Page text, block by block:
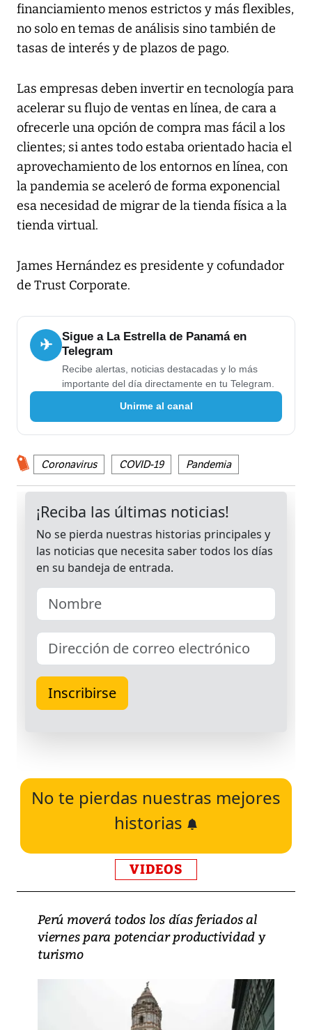
financiamiento menos estrictos y más flexibles,
no solo en temas de análisis sino también de
tasas de interés y de plazos de pago.
Las empresas deben invertir en tecnología para
acelerar su flujo de ventas en línea, de cara a
ofrecerle una opción de compra mas fácil a los
clientes; si antes todo estaba orientado hacia el
aprovechamiento de los entornos en línea, con
la pandemia se aceleró de forma exponencial
esa necesidad de migrar de la tienda física a la
tienda virtual.
James Hernández es presidente y cofundador
de Trust Corporate.
✈
Sigue a La Estrella de Panamá en
Telegram
Recibe alertas, noticias destacadas y lo más
importante del día directamente en tu Telegram.
Unirme al canal
Coronavirus COVID-19 Pandemia
No te pierdas nuestras mejores
historias
VIDEOS
Perú moverá todos los días feriados al
viernes para potenciar productividad y
turismo